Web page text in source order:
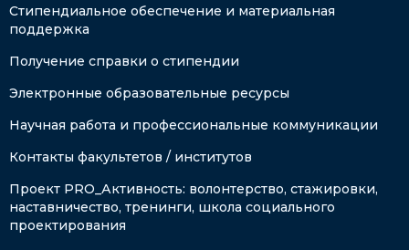
Стипендиальное обеспечение и материальная
поддержка
Получение справки о стипендии
Электронные образовательные ресурсы
Научная работа и профессиональные коммуникации
Контакты факультетов / институтов
Проект PRO_Активность: волонтерство, стажировки,
наставничество, тренинги, школа социального
проектирования